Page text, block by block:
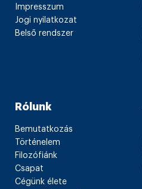
Impresszum
Jogi nyilatkozat
Belső rendszer
Rólunk
Bemutatkozás
Történelem
Filozófiánk
Csapat
Cégünk élete